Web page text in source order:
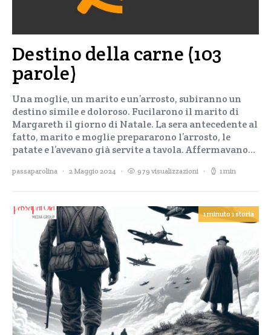
Destino della carne (103
parole)
Una moglie, un marito e un’arrosto, subiranno un
destino simile e doloroso. Fucilarono il marito di
Margareth il giorno di Natale. La sera antecedente al
fatto, marito e moglie prepararono l’arrosto, le
patate e l’avevano già servite a tavola. Affermavano…
passaparolina 2 Maggio 2024 979 visualizzazioni 1 min
1 minuto 1 storia